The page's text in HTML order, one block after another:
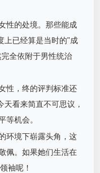
性的处境。那些能成
上已经算是当时的"成
全依附于男性统治
性，终的评判标准还
看来简直不可思议，
等机会。
环境下崭露头角，这
佩。如果她们生活在
袖呢！